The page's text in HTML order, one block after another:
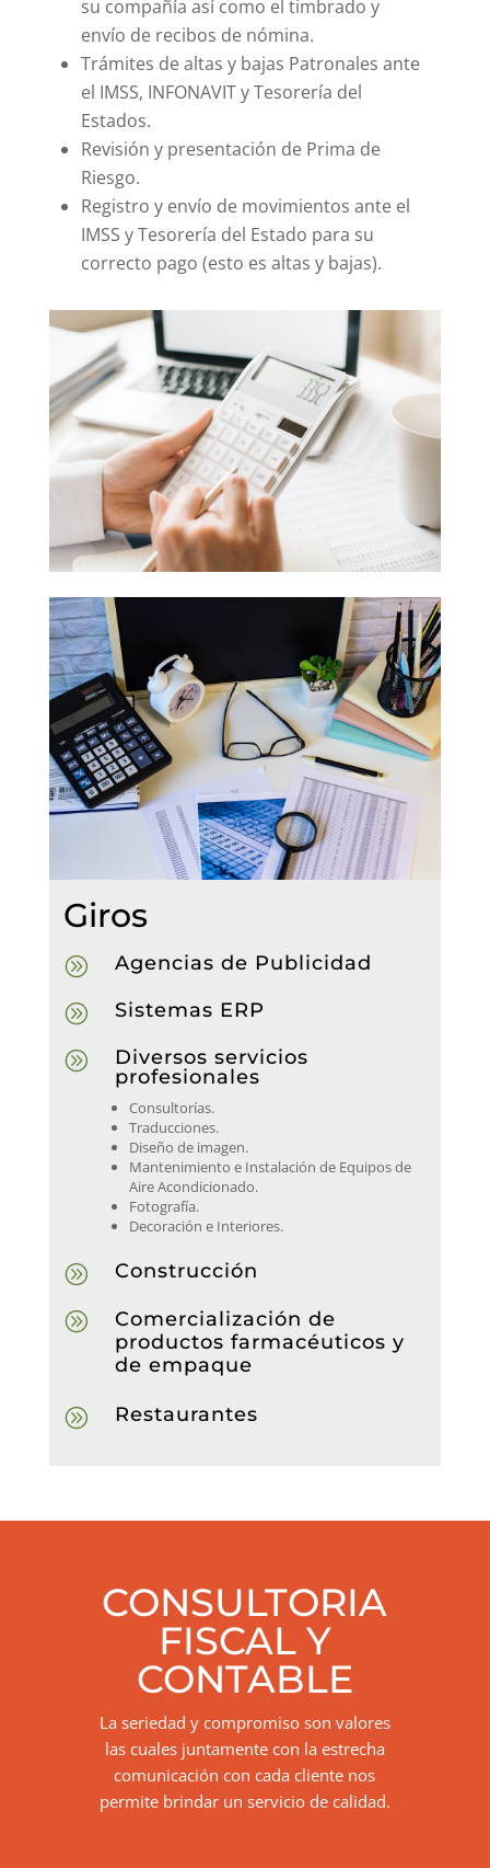
su compañía así como el timbrado y
envío de recibos de nómina.
Trámites de altas y bajas Patronales ante
el IMSS, INFONAVIT y Tesorería del
Estados.
Revisión y presentación de Prima de
Riesgo.
Registro y envío de movimientos ante el
IMSS y Tesorería del Estado para su
correcto pago (esto es altas y bajas).
Giros
A Agencias de Publicidad
A Sistemas ERP
A
Diversos servicios
profesionales
Consultorías.
Traducciones.
Diseño de imagen.
Mantenimiento e Instalación de Equipos de
Aire Acondicionado.
Fotografía.
Decoración e Interiores.
A Construcción
A
Comercialización de
productos farmacéuticos y
de empaque
A Restaurantes
CONSULTORIA
FISCAL Y
CONTABLE
La seriedad y compromiso son valores
las cuales juntamente con la estrecha
comunicación con cada cliente nos
permite brindar un servicio de calidad.